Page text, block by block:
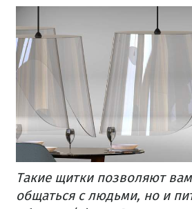
Такие щитки позволяют
общаться с людьми, но и